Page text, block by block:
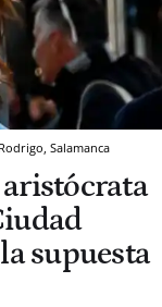
Salamanca
aristócrata
supuesta